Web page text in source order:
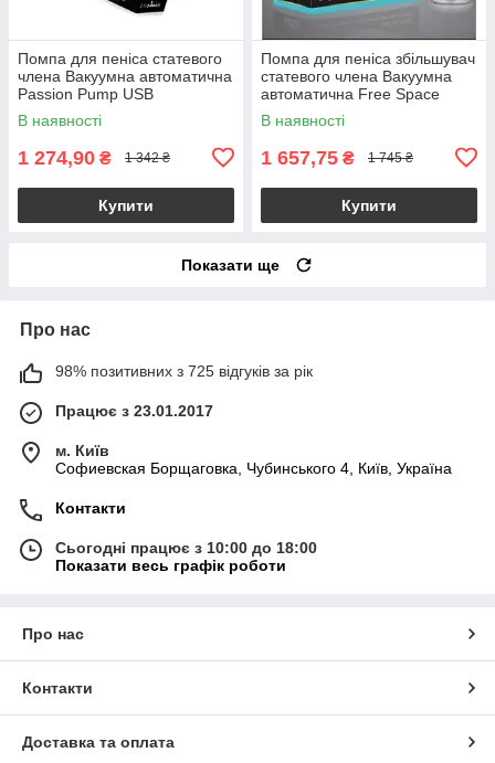
Помпа для пеніса статевого
члена Вакуумна автоматична
Passion Pump USB
В наявності
1 274,90 ₴ 1 342 ₴
Купити
Помпа для пеніса збільшувач
статевого члена Вакуумна
автоматична Free Space
В наявності
1 657,75 ₴ 1 745 ₴
Купити
Показати ще
Про нас
98% позитивних з 725 відгуків за рік
Працює з 23.01.2017
м. Київ
Софиевская Борщаговка, Чубинського 4, Київ, Україна
Контакти
Сьогодні працює з 10:00 до 18:00
Показати весь графік роботи
Про нас
Контакти
Доставка та оплата